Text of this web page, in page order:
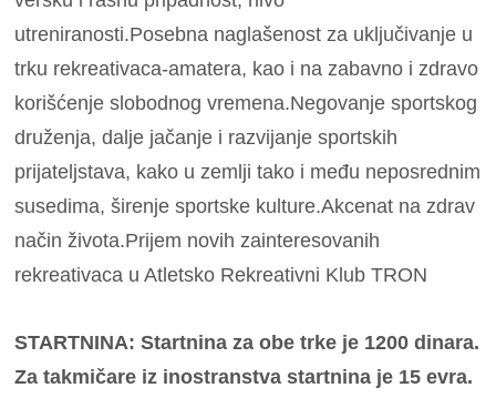
utreniranosti.Posebna naglašenost za uključivanje u
trku rekreativaca-amatera, kao i na zabavno i zdravo
korišćenje slobodnog vremena.Negovanje sportskog
druženja, dalje jačanje i razvijanje sportskih
prijateljstava, kako u zemlji tako i među neposrednim
susedima, širenje sportske kulture.Akcenat na zdrav
način života.Prijem novih zainteresovanih
rekreativaca u Atletsko Rekreativni Klub TRON
STARTNINA: Startnina za obe trke je 1200 dinara.
Za takmičare iz inostranstva startnina je 15 evra.